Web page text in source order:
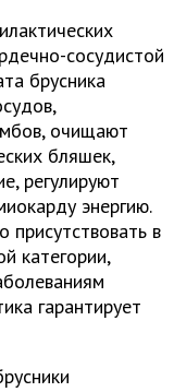
сосудистой
брусника
очищают
бляшек,
регулируют
энергию.
в
категории,
гарантирует